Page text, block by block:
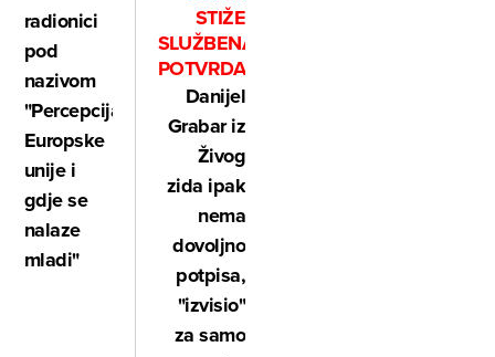
radionici
pod
nazivom
"Percepcija
Europske
unije i
gdje se
nalaze
mladi"
STIŽE
SLUŽBENA
POTVRDA
Danijel
Grabar iz
Živog
zida ipak
nema
dovoljno
potpisa,
"izvisio"
za samo